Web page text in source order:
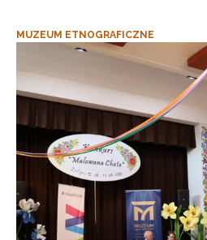
MUZEUM ETNOGRAFICZNE